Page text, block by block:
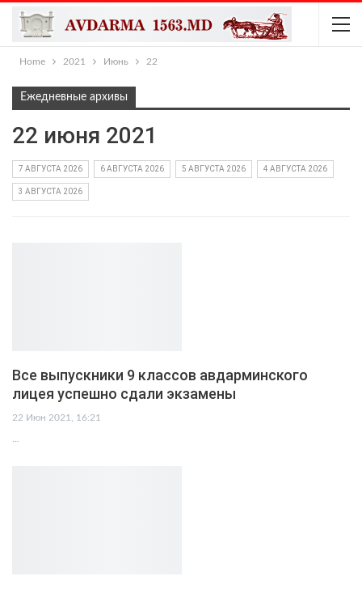
Home 2021 Июнь 22
Ежедневные архивы
22 июня 2021
7 АВГУСТА 2026 6 АВГУСТА 2026 5 АВГУСТА 2026 4 АВГУСТА 2026
3 АВГУСТА 2026
Все выпускники 9 классов авдарминского
лицея успешно сдали экзамены
22 Июн 2021, 16:21
…